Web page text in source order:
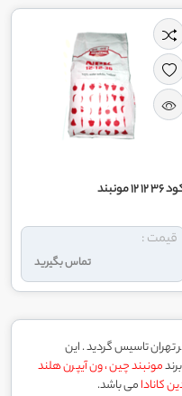
12 12 مونبند
تماس بگیرید
قیمت :
آدینه در سال 1386 در شهر تهران تاسیس گردید . این
مونبند چین ، ون آیپرن هلند
کانادامی باشد.